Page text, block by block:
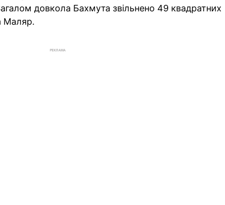
довкола Бахмута звільнено 49 квадратних
Маляр.
РЕКЛАМА